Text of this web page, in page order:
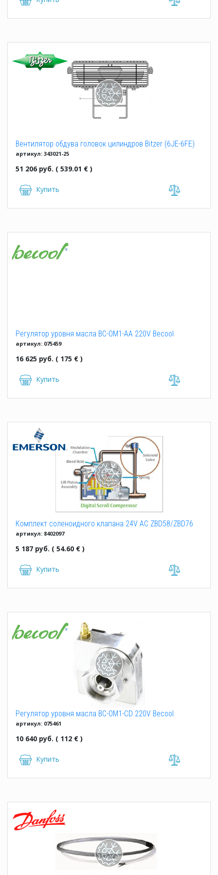
Вентилятор обдува головок цилиндров Bitzer (6JE-6FE)
(343021-25)
артикул: 343021-25
51 206 руб. ( 539.01 € )
Купить
Регулятор уровня масла BC-OM1-AA 220V Becool
(075459)
артикул: 075459
16 625 руб. ( 175 € )
Купить
Комплект соленоидного клапана 24V AC ZBD58/ZBD76
артикул: 8402097
5 187 руб. ( 54.60 € )
Купить
Регулятор уровня масла BC-OM1-CD 220V Becool
артикул: 075461
10 640 руб. ( 112 € )
Купить